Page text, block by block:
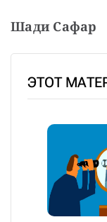
Шади Сафар
ЭТОТ